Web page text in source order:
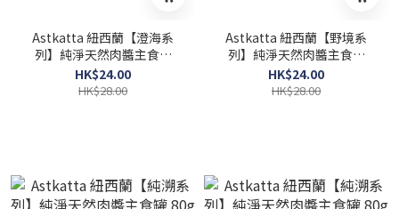
Astkatta 紐西蘭【澄海系
列】純淨天然肉醬主食罐
80g - 鯖魚&三文魚&紐西蘭
藍鱈魚
HK$24.00
HK$28.00
Astkatta 紐西蘭【野境系
列】純淨天然肉醬主食罐
80g - 羊肉&兔肉&鹿肉
HK$24.00
HK$28.00